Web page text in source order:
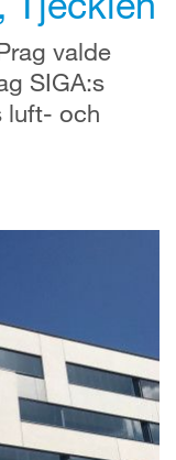
valde
SIGA:s
luft- och